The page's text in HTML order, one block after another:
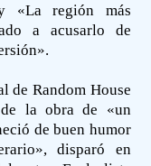
«La región más
a acusarlo de
de Random House
la obra de «un
de buen humor
disparó en